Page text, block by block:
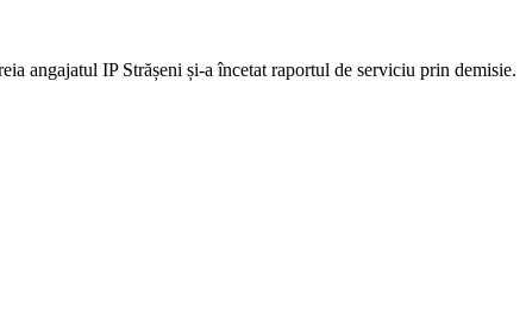
angajatul IP Strășeni și-a încetat raportul de serviciu prin demisie.